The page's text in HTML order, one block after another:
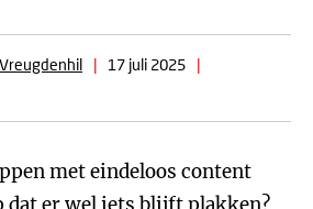
| 17 juli 2025
|
met eindeloos content